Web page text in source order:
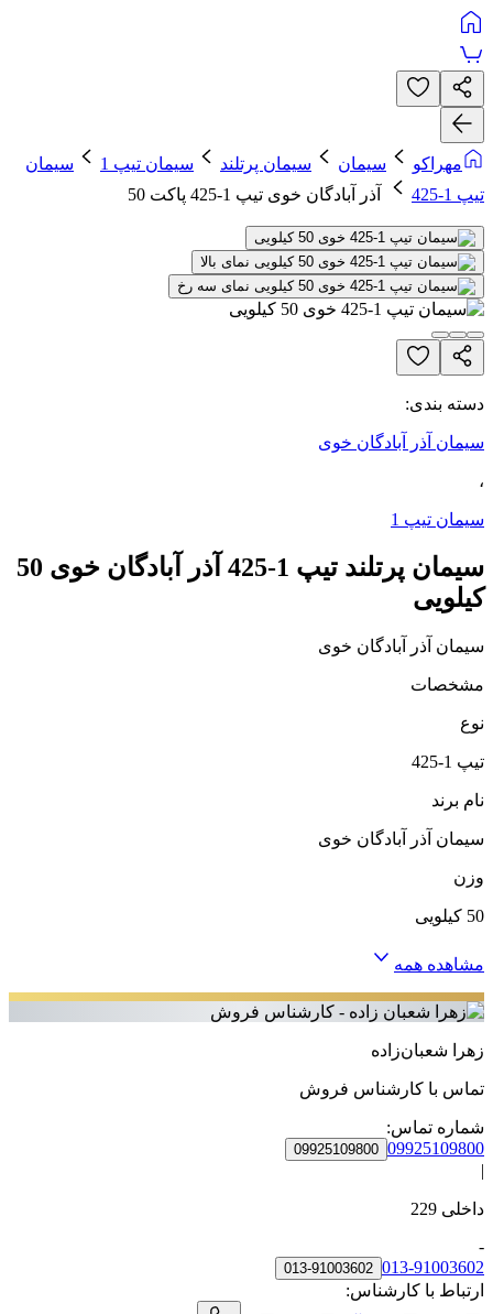
مهراکو سیمان سیمان پرتلند سیمان تیپ 1
سیمان
تیپ 1-425
آذر آبادگان خوی تیپ 1-425 پاکت 50
دسته بندی:
سیمان آذر آبادگان خوی
،
سیمان تیپ 1
سیمان پرتلند تیپ 1-425 آذر آبادگان خوی 50
کیلویی
سیمان آذر آبادگان خوی
مشخصات
نوع
تیپ 1-425
نام برند
سیمان آذر آبادگان خوی
وزن
50 کیلویی
مشاهده همه
زهرا شعبان‌زاده
تماس با کارشناس فروش
شماره تماس:
09925109800
09925109800
|
داخلی 229
-
013-91003602
013-91003602
ارتباط با کارشناس: